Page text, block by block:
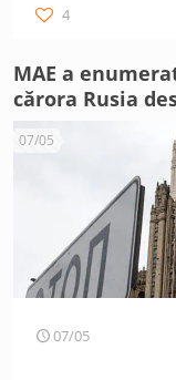
4
MAE a
cărora Rusia
07/05
07/05